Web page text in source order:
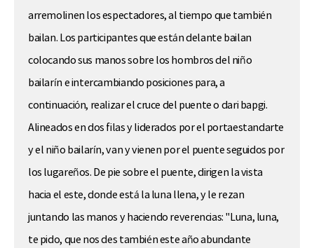
arremolinen los espectadores, al tiempo que también
bailan. Los participantes que están delante bailan
colocando sus manos sobre los hombros del niño
bailarín e intercambiando posiciones para, a
continuación, realizar el cruce del puente o dari bapgi.
Alineados en dos filas y liderados por el portaestandarte
y el niño bailarín, van y vienen por el puente seguidos por
los lugareños. De pie sobre el puente, dirigen la vista
hacia el este, donde está la luna llena, y le rezan
juntando las manos y haciendo reverencias: "Luna, luna,
te pido, que nos des también este año abundante